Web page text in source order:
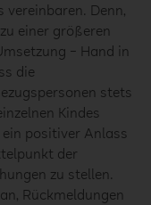
vereinbaren. Denn,
einer größeren
– Hand in
die
stets
Kindes
positiver Anlass
der
zu stellen.
Rückmeldungen